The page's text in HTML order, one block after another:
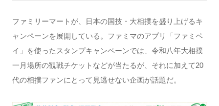
ファミリーマートが、日本の国技・大相撲を盛り上げるキ
ャンペーンを展開している。ファミマのアプリ「ファミペ
イ」を使ったスタンプキャンペーンでは、令和八年大相撲
一月場所の観戦チケットなどが当たるが、それに加えて20
代の相撲ファンにとって見逃せない企画が話題だ。